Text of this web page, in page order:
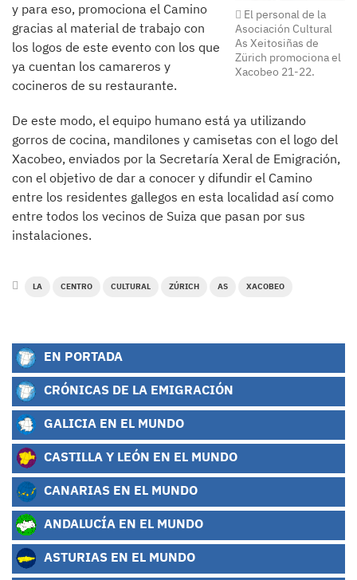
El personal de la
Asociación Cultural
As Xeitosiñas de
Zürich promociona el
Xacobeo 21-22.
y para eso, promociona el Camino
gracias al material de trabajo con
los logos de este evento con los que
ya cuentan los camareros y
cocineros de su restaurante.
De este modo, el equipo humano está ya utilizando
gorros de cocina, mandilones y camisetas con el logo del
Xacobeo, enviados por la Secretaría Xeral de Emigración,
con el objetivo de dar a conocer y difundir el Camino
entre los residentes gallegos en esta localidad así como
entre todos los vecinos de Suiza que pasan por sus
instalaciones.
LA CENTRO CULTURAL ZÚRICH AS XACOBEO
EN PORTADA
CRÓNICAS DE LA EMIGRACIÓN
GALICIA EN EL MUNDO
CASTILLA Y LEÓN EN EL MUNDO
CANARIAS EN EL MUNDO
ANDALUCÍA EN EL MUNDO
ASTURIAS EN EL MUNDO